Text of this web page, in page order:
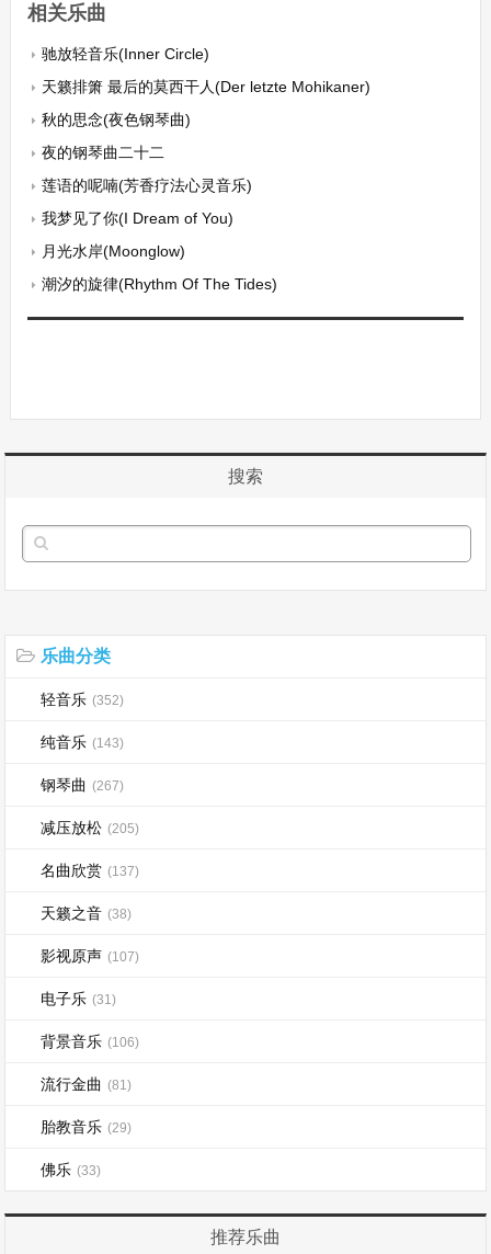
相关乐曲
驰放轻音乐(Inner Circle)
天籁排箫 最后的莫西干人(Der letzte Mohikaner)
秋的思念(夜色钢琴曲)
夜的钢琴曲二十二
莲语的呢喃(芳香疗法心灵音乐)
我梦见了你(I Dream of You)
月光水岸(Moonglow)
潮汐的旋律(Rhythm Of The Tides)
搜索
乐曲分类
轻音乐 (352)
纯音乐 (143)
钢琴曲 (267)
减压放松 (205)
名曲欣赏 (137)
天籁之音 (38)
影视原声 (107)
电子乐 (31)
背景音乐 (106)
流行金曲 (81)
胎教音乐 (29)
佛乐 (33)
推荐乐曲